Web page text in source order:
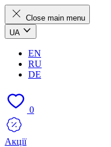
Close main menu
UA
EN
RU
DE
0
Акції